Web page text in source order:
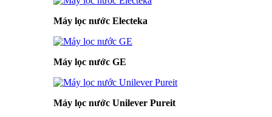
Máy lọc nước Electeka
Máy lọc nước GE
Máy lọc nước Unilever Pureit